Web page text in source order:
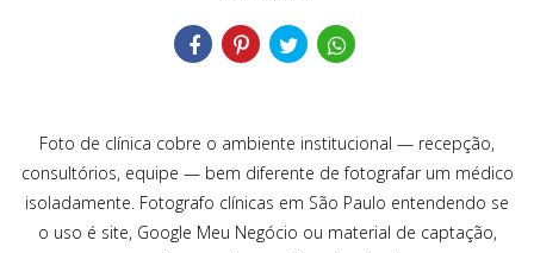
Foto de clínica cobre o ambiente institucional — recepção,
consultórios, equipe — bem diferente de fotografar um médico
isoladamente. Fotografo clínicas em São Paulo entendendo se
o uso é site, Google Meu Negócio ou material de captação,